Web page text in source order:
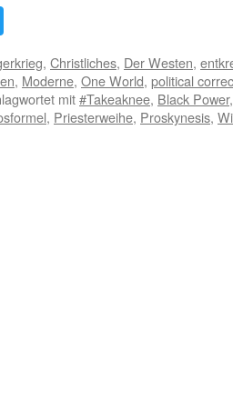
, Christliches, Der Westen,
, Moderne, One World, political
mit#Takeaknee, Black Power
, Priesterweihe, Proskynesis,